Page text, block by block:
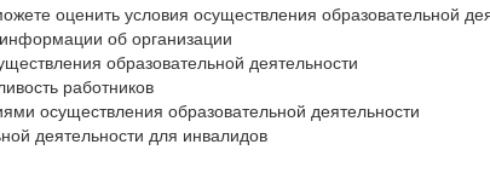
оценить условия осуществления образовательной
об организации
образовательной деятельности
работников
осуществления образовательной деятельности
деятельности для инвалидов